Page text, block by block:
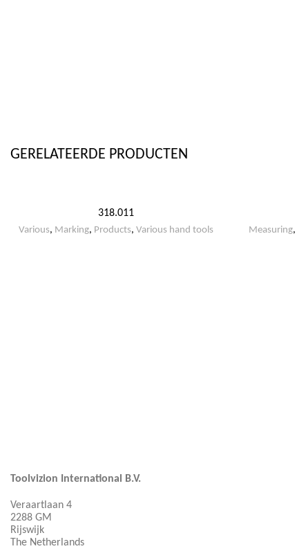
GERELATEERDE PRODUCTEN
318.011
Various, Marking, Products, Various hand tools Measuring,
Toolvizion International B.V.
Veraartlaan 4
2288 GM
Rijswijk
The Netherlands